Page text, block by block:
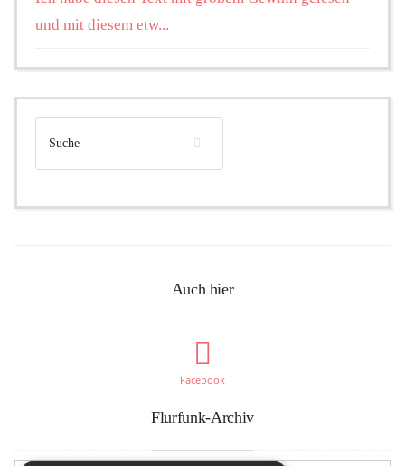
und mit diesem etw...
Auch hier
Facebook
Flurfunk-Archiv